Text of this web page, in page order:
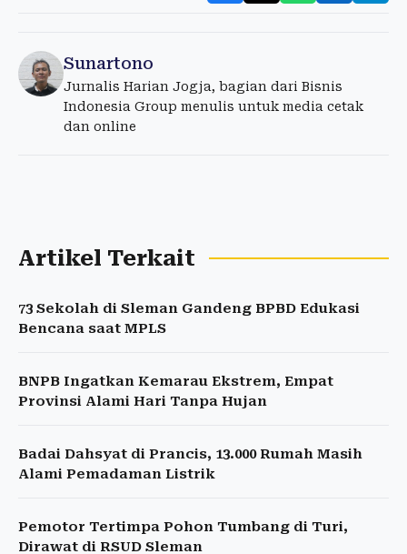
Sunartono
Jurnalis Harian Jogja, bagian dari Bisnis
Indonesia Group menulis untuk media cetak
dan online
Artikel Terkait
73 Sekolah di Sleman Gandeng BPBD Edukasi
Bencana saat MPLS
BNPB Ingatkan Kemarau Ekstrem, Empat
Provinsi Alami Hari Tanpa Hujan
Badai Dahsyat di Prancis, 13.000 Rumah Masih
Alami Pemadaman Listrik
Pemotor Tertimpa Pohon Tumbang di Turi,
Dirawat di RSUD Sleman